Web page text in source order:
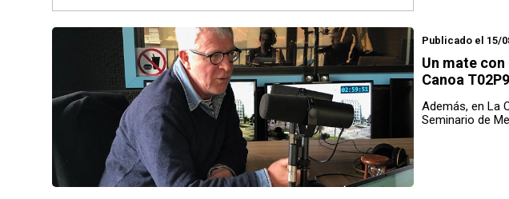
Publicado el 15/
Un mate con
Canoa
Además, en La
Seminario de